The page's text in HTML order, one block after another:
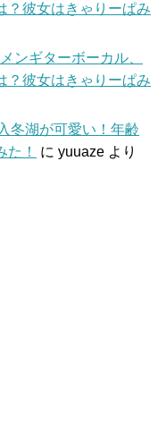
？彼女はきゃりーぱみ
ンギターボーカル、
？彼女はきゃりーぱみ
冬湖が可愛い！年齢
！
に yuuaze より